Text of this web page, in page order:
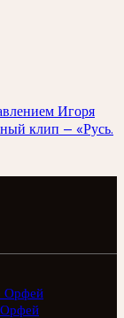
Игоря
клип — «Русь.
Орфей